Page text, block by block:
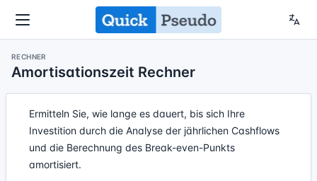
RECHNER
Amortisationszeit Rechner
Ermitteln Sie, wie lange es dauert, bis sich Ihre
Investition durch die Analyse der jährlichen Cashflows
und die Berechnung des Break-even-Punkts
amortisiert.